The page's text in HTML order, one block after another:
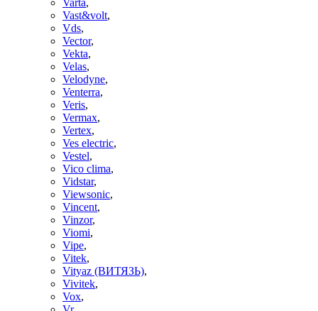
Vast&volt,
Vds,
Vector,
Vekta,
Velas,
Velodyne,
Venterra,
Veris,
Vermax,
Vertex,
Ves electric,
Vestel,
Vico clima,
Vidstar,
Viewsonic,
Vincent,
Vinzor,
Viomi,
Vipe,
Vitek,
Vityaz (ВИТЯЗЬ),
Vivitek,
Vox,